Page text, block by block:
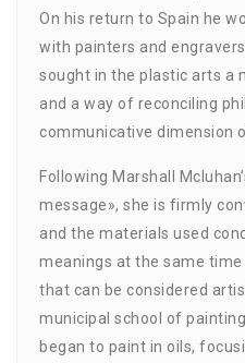
On his return to Spain he
with painters and
sought in the plastic arts a
and a way of reconciling
communicative dimension
Following Marshall
message», she is firmly
and the materials used
meanings at the same
that can be considered
municipal school of
began to paint in oils,